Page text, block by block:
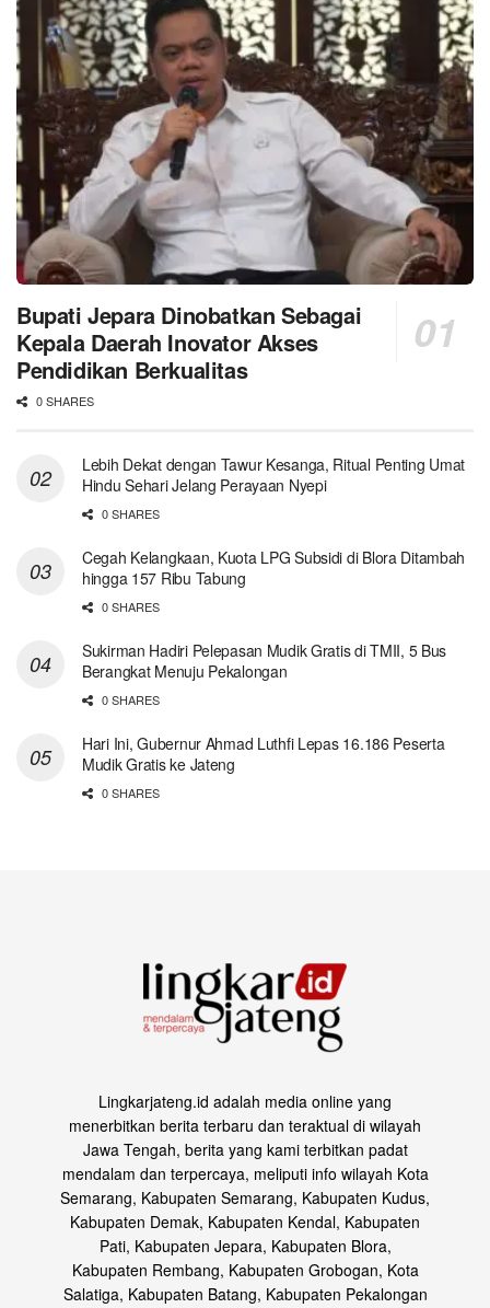
Bupati Jepara Dinobatkan Sebagai
Kepala Daerah Inovator Akses
Pendidikan Berkualitas
0 SHARES
Lebih Dekat dengan Tawur Kesanga, Ritual Penting Umat
Hindu Sehari Jelang Perayaan Nyepi
0 SHARES
Cegah Kelangkaan, Kuota LPG Subsidi di Blora Ditambah
hingga 157 Ribu Tabung
0 SHARES
Sukirman Hadiri Pelepasan Mudik Gratis di TMII, 5 Bus
Berangkat Menuju Pekalongan
0 SHARES
Hari Ini, Gubernur Ahmad Luthfi Lepas 16.186 Peserta
Mudik Gratis ke Jateng
0 SHARES
Lingkarjateng.id adalah media online yang
menerbitkan berita terbaru dan teraktual di wilayah
Jawa Tengah, berita yang kami terbitkan padat
mendalam dan terpercaya, meliputi info wilayah Kota
Semarang, Kabupaten Semarang, Kabupaten Kudus,
Kabupaten Demak, Kabupaten Kendal, Kabupaten
Pati, Kabupaten Jepara, Kabupaten Blora,
Kabupaten Rembang, Kabupaten Grobogan, Kota
Salatiga, Kabupaten Batang, Kabupaten Pekalongan